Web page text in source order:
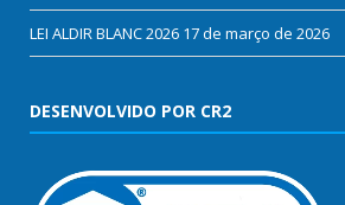
LEI ALDIR BLANC 2026 17 de março de 2026
DESENVOLVIDO POR CR2